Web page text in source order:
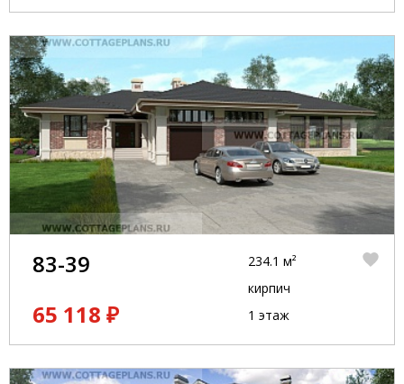
83-39
65 118 ₽
234.1 м²
кирпич
1 этаж